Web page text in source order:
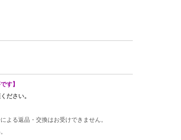
す】
ださい。
よる返品・交換はお受けできません。